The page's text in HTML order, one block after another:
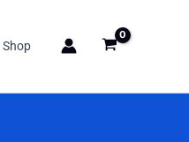
Shop